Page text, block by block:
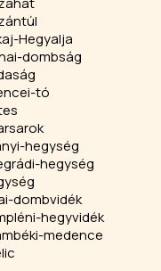
Hegyalja
dombság
tó
hegység
hegység
dombvidék
hegyvidék
medence